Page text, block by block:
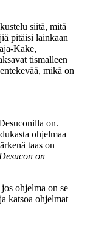
siitä, mitä
pitäisi lainkaan
Kake,
tismalleen
mikä on
on.
ohjelmaa
taas on
Desucon on
ohjelma on se
katsoa ohjelmat